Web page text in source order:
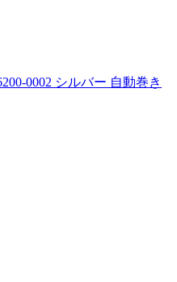
0002 シルバー 自動巻き